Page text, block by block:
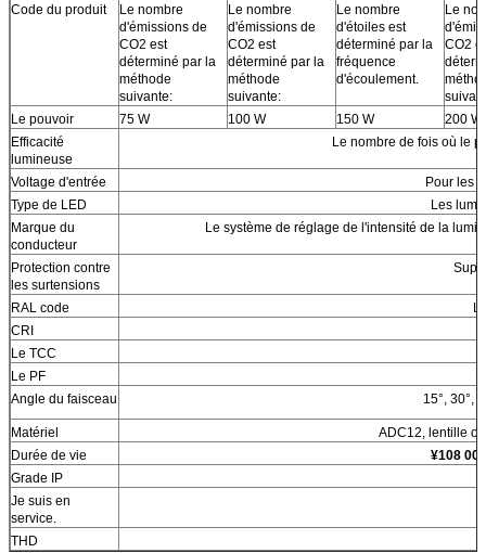
Code du produit
Le nombre
d'émissions de
CO2 est
déterminé par la
méthode
suivante:
Le nombre
d'émissions de
CO2 est
déterminé par la
méthode
suivante:
Le nombre
d'étoiles est
déterminé par la
fréquence
d'écoulement.
Le
CO2
Le pouvoir
75 W 100 W 150 W
200 W
Efficacité
lumineuse
Le nombre de fois où le
Voltage d'entrée
Pour les
Type de LED
Les
Marque du
conducteur
Le système de réglage de l'intensité de la
Protection contre
les surtensions
RAL code
CRI
Le TCC
Le PF
Angle du faisceau
15°, 30°,
Matériel
ADC12, lentille
Durée de vie
¥108
Grade IP
Je suis en
service.
THD